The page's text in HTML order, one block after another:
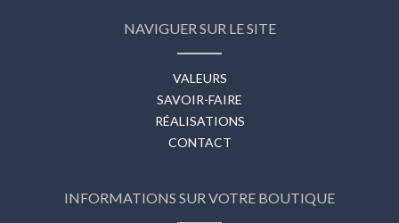
NAVIGUER SUR LE SITE
VALEURS
SAVOIR-FAIRE
RÉALISATIONS
CONTACT
INFORMATIONS SUR VOTRE BOUTIQUE